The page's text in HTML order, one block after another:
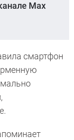
Max
смартфон